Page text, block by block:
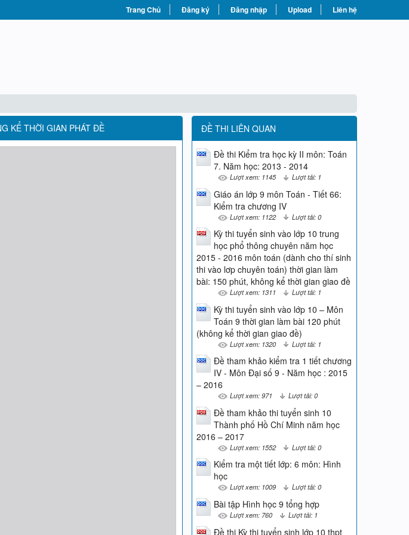
Trang Chủ Đăng ký Đăng nhập Upload Liên hệ
KỂ THỜI GIAN PHÁT ĐỀ ĐỀ THI LIÊN QUAN
Đề thi Kiểm tra học kỳ II môn: Toán
7. Năm học: 2013 - 2014
Lượt xem: 1145 Lượt tải: 1
Giáo án lớp 9 môn Toán - Tiết 66:
Kiểm tra chương IV
Lượt xem: 1122 Lượt tải: 0
Kỳ thi tuyển sinh vào lớp 10 trung
học phổ thông chuyên năm học
2015 - 2016 môn toán (dành cho thí sinh
thi vào lơp chuyên toán) thời gian làm
bài: 150 phút, không kể thời gian giao đề
Lượt xem: 1311 Lượt tải: 1
Kỳ thi tuyển sinh vào lớp 10 – Môn
Toán 9 thời gian làm bài 120 phút
(không kể thời gian giao đề)
Lượt xem: 1320 Lượt tải: 1
Đề tham khảo kiểm tra 1 tiết chương
IV - Môn Đại số 9 - Năm học : 2015
– 2016
Lượt xem: 971 Lượt tải: 0
Đề tham khảo thi tuyển sinh 10
Thành phố Hồ Chí Minh năm học
2016 – 2017
Lượt xem: 1552 Lượt tải: 0
Kiểm tra một tiết lớp: 6 môn: Hình
học
Lượt xem: 1009 Lượt tải: 0
Bài tập Hình học 9 tổng hợp
Lượt xem: 760 Lượt tải: 1
Đề thi Kỳ thi tuyển sinh lớp 10 thpt